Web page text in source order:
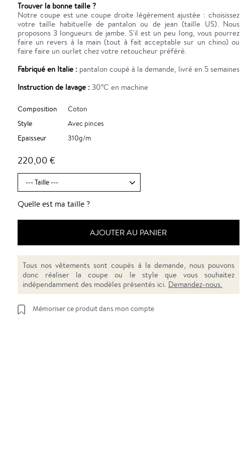
Trouver la bonne taille ?
Notre coupe est une coupe droite légèrement ajustée : choisissez
votre taille habituelle de pantalon ou de jean (taille US). Nous
proposons 3 longueurs de jambe. S'il est un peu long, vous pourrez
faire un revers à la main (tout à fait acceptable sur un chino) ou
faire faire un ourlet chez votre retoucheur préféré.
Fabriqué en Italie :pantalon coupé à la demande, livré en 5 semaines
Instruction de lavage :30°C en machine
Composition
Coton
Style
Avec pinces
Epaisseur
310g/m
220,00 €
Quelle est ma taille ?
AJOUTER AU PANIER
Tous nos vêtements sont coupés à la demande, nous pouvons
donc réaliser la coupe ou le style que vous souhaitez
indépendamment des modèles présentés ici. Demandez-nous.
Mémoriser ce produit dans mon compte